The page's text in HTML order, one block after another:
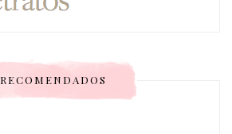
RECOMENDADOS